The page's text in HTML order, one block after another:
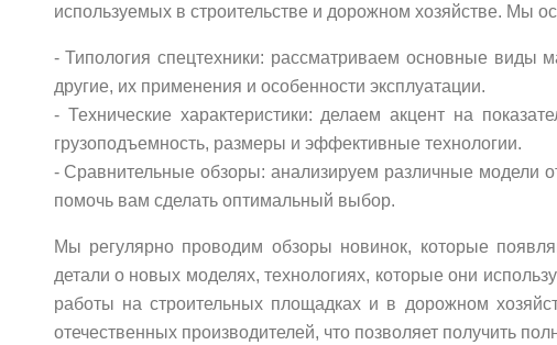
используемых в строительстве и дорожном хозяйстве. Мы
- Типология спецтехники: рассматриваем основные виды
другие, их применения и особенности эксплуатации.
- Технические характеристики: делаем акцент на
грузоподъемность, размеры и эффективные технологии.
- Сравнительные обзоры: анализируем различные модели
помочь вам сделать оптимальный выбор.
Мы регулярно проводим обзоры новинок, которые
детали о новых моделях, технологиях, которые они
работы на строительных площадках и в дорожном
отечественных производителей, что позволяет получить